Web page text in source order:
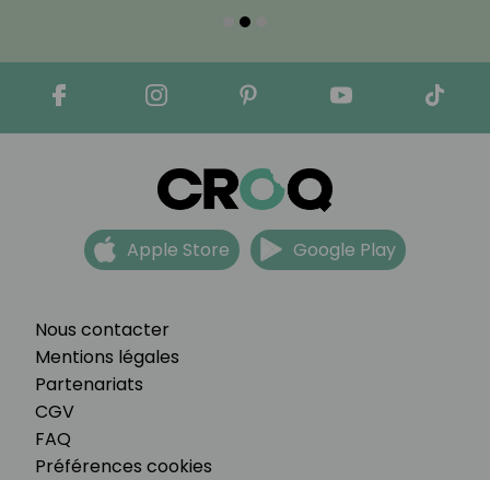
Nous contacter
Mentions légales
Partenariats
CGV
FAQ
Préférences cookies
Apple Store Google Play